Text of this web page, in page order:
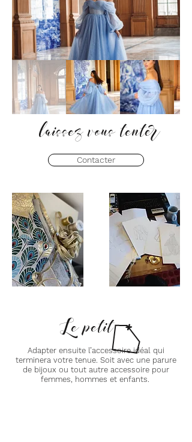
laissez vous tenter
Contacter
Le petit +
Adapter ensuite l’accessoire idéal qui
terminera votre tenue. Soit avec une parure
de bijoux ou tout autre accessoire pour
femmes, hommes et enfants.